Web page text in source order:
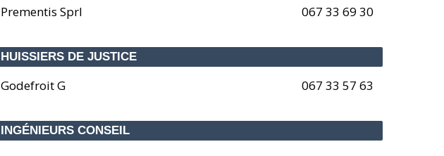
Prementis Sprl
067 33 69 30
HUISSIERS DE JUSTICE
Godefroit G 067 33 57 63
INGÉNIEURS CONSEIL